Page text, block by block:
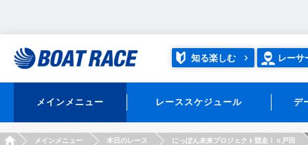
知る楽しむ レーサ
メインメニュー レーススケジュール デ
HOMEメインメニュー 本日のレース にっぽん未来プロジェクト競走ｉｎ戸田